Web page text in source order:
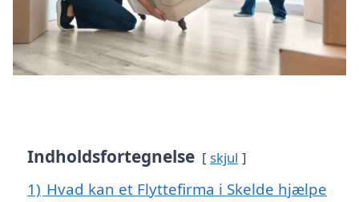
Indholdsfortegnelse skjul
1) Hvad kan et Flyttefirma i Skelde hjælpe